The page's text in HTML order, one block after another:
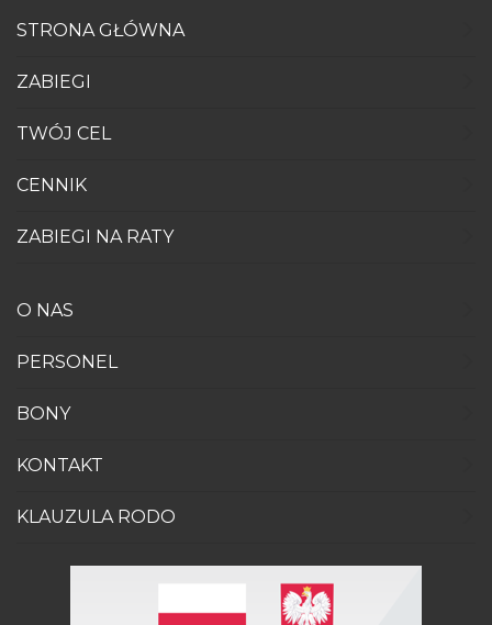
STRONA GŁÓWNA
ZABIEGI
TWÓJ CEL
CENNIK
ZABIEGI NA RATY
O NAS
PERSONEL
BONY
KONTAKT
KLAUZULA RODO